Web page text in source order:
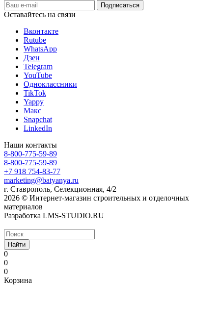
Оставайтесь на связи
Вконтакте
Rutube
WhatsApp
Дзен
Telegram
YouTube
Одноклассники
TikTok
Yappy
Макс
Snapchat
LinkedIn
Наши контакты
8-800-775-59-89
8-800-775-59-89
+7 918 754-83-77
marketing@batyanya.ru
г. Ставрополь, Селекционная, 4/2
2026 © Интернет-магазин строительных и отделочных
материалов
Разработка LMS-STUDIO.RU
Найти
0
0
0
Корзина